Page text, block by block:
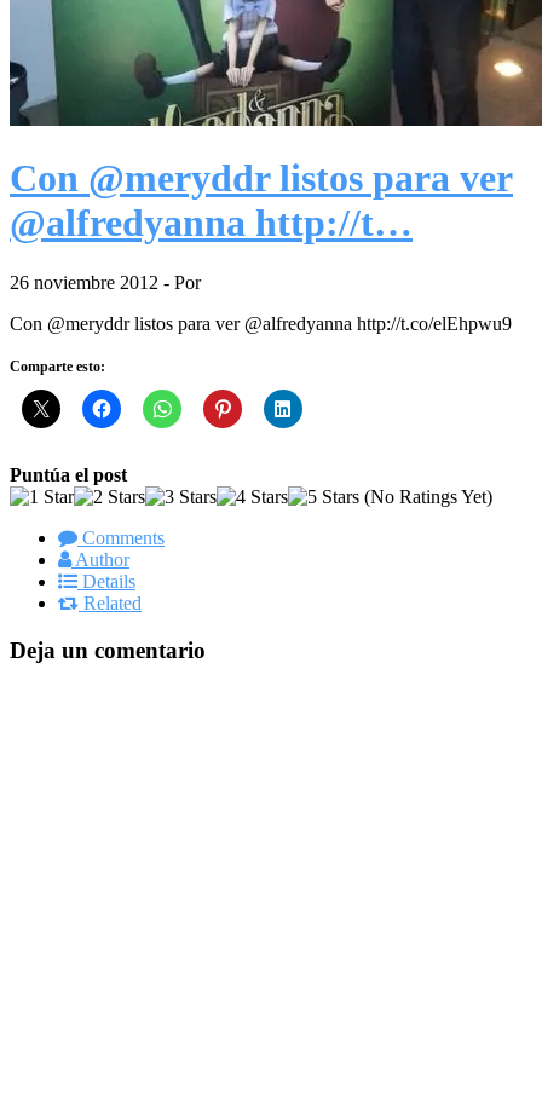
Con @meryddr listos para ver
@alfredyanna http://t…
26 noviembre 2012 - Por
Con @meryddr listos para ver @alfredyanna http://t.co/elEhpwu9
Comparte esto:
Puntúa el post
(No Ratings Yet)
Comments
Author
Details
Related
Deja un comentario